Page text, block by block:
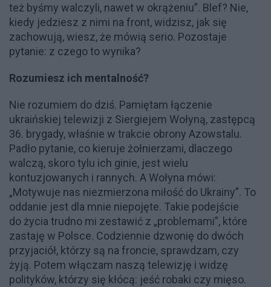
też byśmy walczyli, nawet w okrążeniu”. Blef? Nie,
kiedy jedziesz z nimi na front, widzisz, jak się
zachowują, wiesz, że mówią serio. Pozostaje
pytanie: z czego to wynika?
Rozumiesz ich mentalność?
Nie rozumiem do dziś. Pamiętam łączenie
ukraińskiej telewizji z Siergiejem Wołyną, zastępcą
36. brygady, właśnie w trakcie obrony Azowstalu.
Padło pytanie, co kieruje żołnierzami, dlaczego
walczą, skoro tylu ich ginie, jest wielu
kontuzjowanych i rannych. A Wołyna mówi:
„Motywuje nas niezmierzona miłość do Ukrainy”. To
oddanie jest dla mnie niepojęte. Takie podejście
do życia trudno mi zestawić z „problemami”, które
zastaję w Polsce. Codziennie dzwonię do dwóch
przyjaciół, którzy są na froncie, sprawdzam, czy
żyją. Potem włączam naszą telewizję i widzę
polityków, którzy się kłócą: jeść robaki czy mięso.